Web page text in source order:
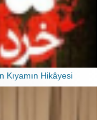
Hikâyesi